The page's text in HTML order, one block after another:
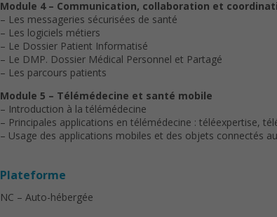
Module 4 – Communication, collaboration et
– Les messageries sécurisées de santé
– Les logiciels métiers
– Le Dossier Patient Informatisé
– Le DMP. Dossier Médical Personnel et Partagé
– Les parcours patients
Module 5 – Télémédecine et santé mobile
– Introduction à la télémédecine
– Principales applications en télémédecine : téléexpertise,
– Usage des applications mobiles et des objets connectés
Plateforme
NC – Auto-hébergée